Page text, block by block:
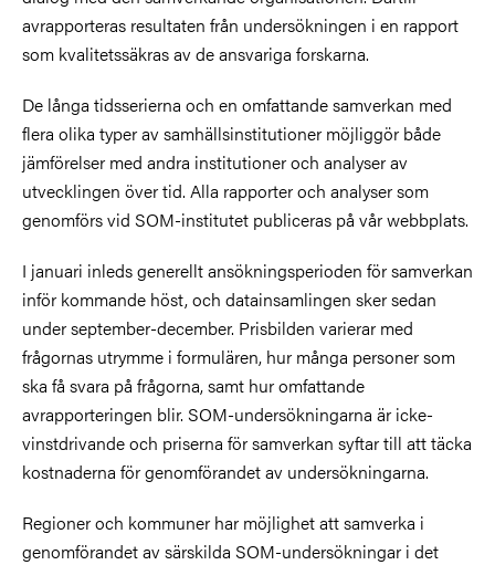
avrapporteras resultaten från undersökningen i en rapport
som kvalitetssäkras av de ansvariga forskarna.
De långa tidsserierna och en omfattande samverkan med
flera olika typer av samhällsinstitutioner möjliggör både
jämförelser med andra institutioner och analyser av
utvecklingen över tid. Alla rapporter och analyser som
genomförs vid SOM-institutet publiceras på vår webbplats.
I januari inleds generellt ansökningsperioden för samverkan
inför kommande höst, och datainsamlingen sker sedan
under september-december. Prisbilden varierar med
frågornas utrymme i formulären, hur många personer som
ska få svara på frågorna, samt hur omfattande
avrapporteringen blir. SOM-undersökningarna är icke-
vinstdrivande och priserna för samverkan syftar till att täcka
kostnaderna för genomförandet av undersökningarna.
Regioner och kommuner har möjlighet att samverka i
genomförandet av särskilda SOM-undersökningar i det